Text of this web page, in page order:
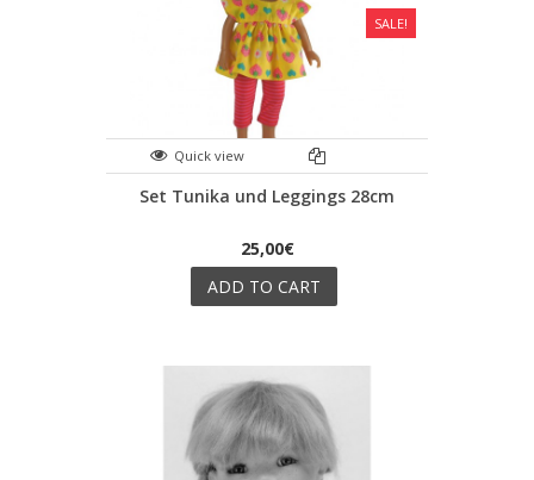
SALE!
Quick view
Set Tunika und Leggings 28cm
25,00€
ADD TO CART